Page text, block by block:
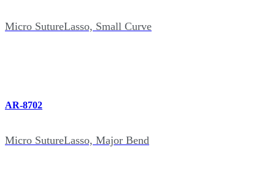
Micro SutureLasso, Small Curve
AR-8702
Micro SutureLasso, Major Bend